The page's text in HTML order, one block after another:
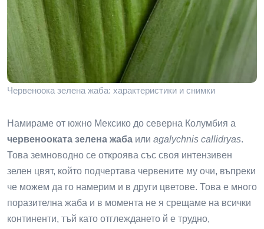
Червеноока зелена жаба: характеристики и снимки
Намираме от южно Мексико до северна Колумбия a
червенооката зелена жаба или agalychnis callidryas.
Това земноводно се откроява със своя интензивен
зелен цвят, който подчертава червените му очи, въпреки
че можем да го намерим и в други цветове. Това е много
поразителна жаба и в момента не я срещаме на всички
континенти, тъй като отглеждането й е трудно,